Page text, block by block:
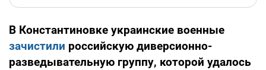
В Константиновке украинские военные
зачистили российскую диверсионно-
разведывательную группу, которой удалось